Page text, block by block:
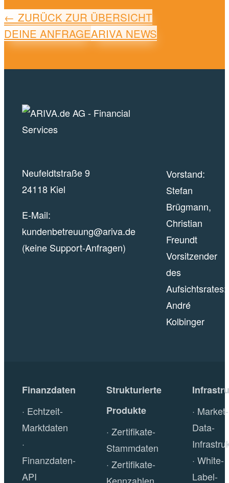
← ZURÜCK ZUR ÜBERSICHT
DEINE ANFRAGEARIVA NEWS
Neufeldtstraße 9
24118 Kiel
E-Mail:
kundenbetreuung@ariva.de
(keine Support-Anfragen)
Vorstand:
Stefan
Brügmann,
Christian
Freundt
Vorsitzender
des
Aufsichtsrates:
André
Kolbinger
Finanzdaten
Echtzeit-
Marktdaten
Finanzdaten-
API
Strukturierte
Produkte
Zertifikate-
Stammdaten
Zertifikate-
Kennzahlen
Market-
Data-
White-
Label-